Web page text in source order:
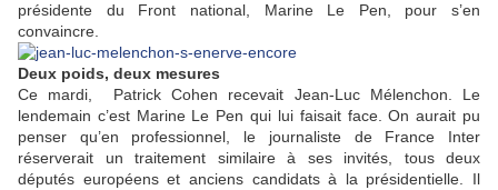
présidente du Front national, Marine Le Pen, pour s’en
convaincre.
Deux poids, deux mesures
Ce mardi, Patrick Cohen recevait Jean-Luc Mélenchon. Le
lendemain c’est Marine Le Pen qui lui faisait face. On aurait pu
penser qu’en professionnel, le journaliste de France Inter
réserverait un traitement similaire à ses invités, tous deux
députés européens et anciens candidats à la présidentielle. Il